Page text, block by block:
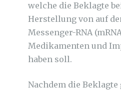
welche die Beklagte
Herstellung von auf
Messenger-RNA
Medikamenten und
haben soll.
Nachdem die Beklagte